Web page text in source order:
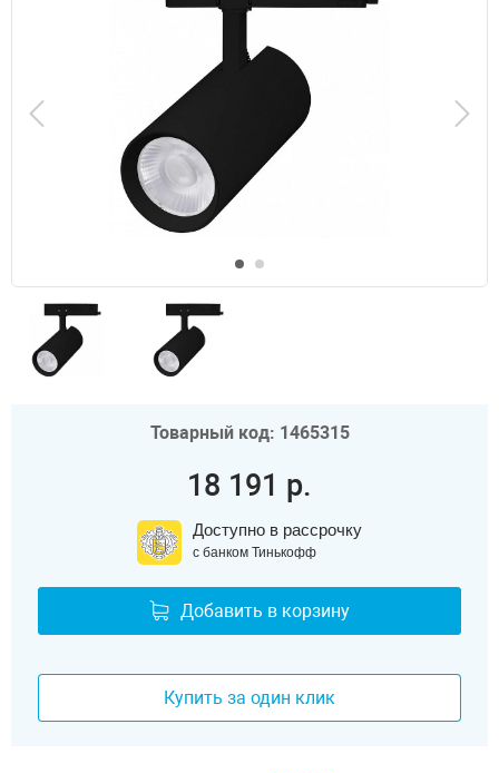
Товарный код: 1465315
18 191 р.
Доступно в рассрочку
с банком Тинькофф
Добавить в корзину
Купить за один клик